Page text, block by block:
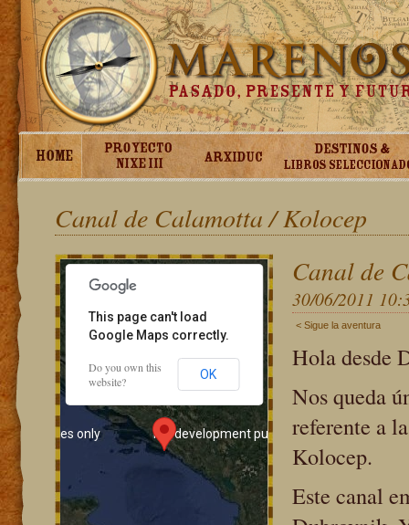
Canal de Calamotta / Kolocep
purposes only For development purposes only
purposes only
This page can't load
Google Maps correctly.
Do you own this
website?
OK
Canal de
30/06/2011
< Sigue la aventura
Hola desde
Nos queda
referente a
Kolocep.
Este canal